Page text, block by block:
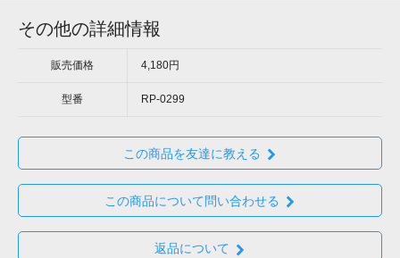
その他の詳細情報
販売価格 4,180円
型番 RP-0299
この商品を友達に教える
この商品について問い合わせる
返品について